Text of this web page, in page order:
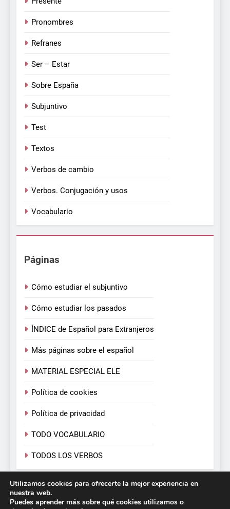
Pronombres
Refranes
Ser – Estar
Sobre España
Subjuntivo
Test
Textos
Verbos de cambio
Verbos. Conjugación y usos
Vocabulario
Páginas
Cómo estudiar el subjuntivo
Cómo estudiar los pasados
ÍNDICE de Español para Extranjeros
Más páginas sobre el español
MATERIAL ESPECIAL ELE
Política de cookies
Política de privacidad
TODO VOCABULARIO
TODOS LOS VERBOS
Español para Extranjeros. Victoria Monera y Carmen
Calvo. 2026. Funciona gracias aBlazeThemes
Utilizamos cookies para ofrecerte la mejor experiencia en
nuestra web.
Puedes aprender más sobre qué cookies utilizamos o